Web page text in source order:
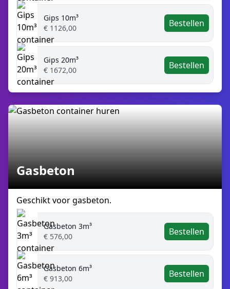
Gips 10m³
€ 1126,00
Bestellen
Gips 20m³
€ 1672,00
Bestellen
Gasbeton
Geschikt voor gasbeton.
Gasbeton 3m³
€ 576,00
Bestellen
Gasbeton 6m³
€ 913,00
Bestellen